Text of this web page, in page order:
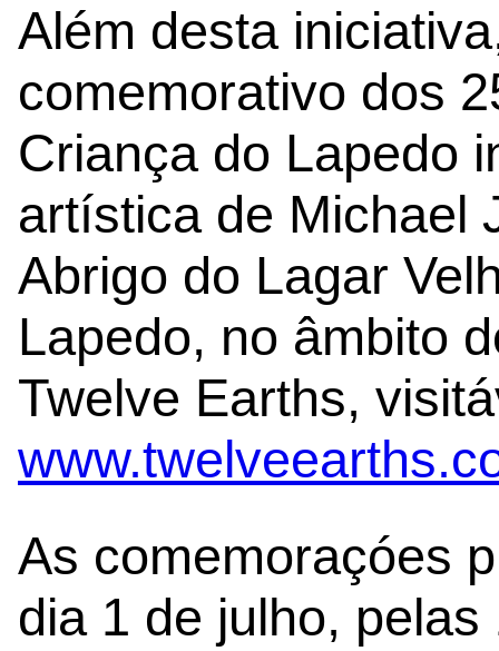
Além desta
comemorativo dos
Criança do Lapedo
artística de Michael
Abrigo do Lagar
Lapedo, no âmbito
Twelve Earths,
As comemoraçóes
dia 1 de julho,